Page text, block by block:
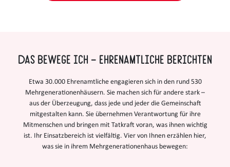
Das bewege ich – Ehrenamtliche berichten
Etwa 30.000 Ehrenamtliche engagieren sich in den rund 530
Mehrgenerationenhäusern. Sie machen sich für andere stark –
aus der Überzeugung, dass jede und jeder die Gemeinschaft
mitgestalten kann. Sie übernehmen Verantwortung für ihre
Mitmenschen und bringen mit Tatkraft voran, was ihnen wichtig
ist. Ihr Einsatzbereich ist vielfältig. Vier von Ihnen erzählen hier,
was sie in ihrem Mehrgenerationenhaus bewegen: